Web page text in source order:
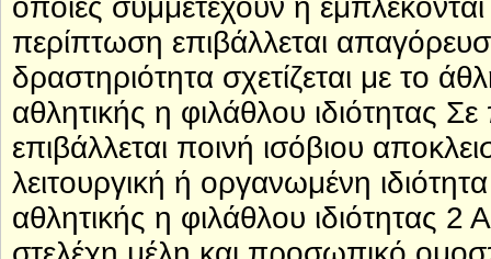
όποιες συμμετέχουν ή
περίπτωση επιβάλλεται
δραστηριότητα σχετίζεται με το
αθλητικής η φιλάθλου ιδιότητας
επιβάλλεται ποινή ισόβιου
λειτουργική ή οργανωμένη
αθλητικής η φιλάθλου ιδιότητας